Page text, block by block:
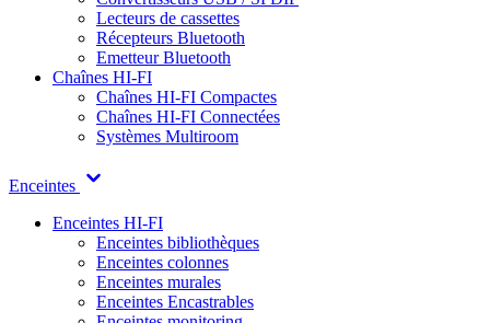
Lecteurs de cassettes
Récepteurs Bluetooth
Emetteur Bluetooth
Chaînes HI-FI
Chaînes HI-FI Compactes
Chaînes HI-FI Connectées
Systèmes Multiroom
Enceintes
Enceintes HI-FI
Enceintes bibliothèques
Enceintes colonnes
Enceintes murales
Enceintes Encastrables